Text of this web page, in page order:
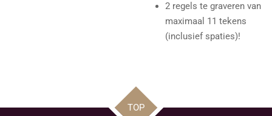
2 regels te graveren van
maximaal 11 tekens
(inclusief spaties)!
TOP